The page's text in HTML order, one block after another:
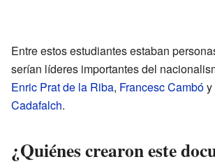
Entre estos estudiantes estaban
serían líderes importantes del
Enric Prat de la Riba, Francesc Cambóy
Cadafalch.
¿Quiénes crearon este